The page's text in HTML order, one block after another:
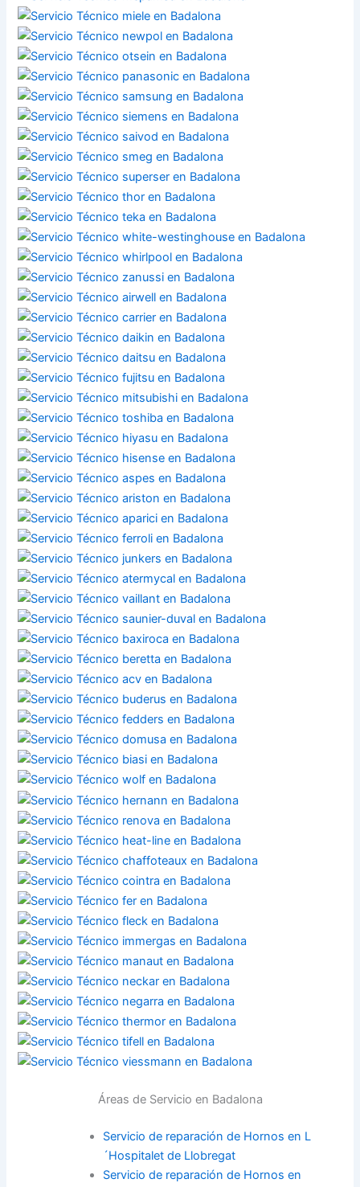
Áreas de Servicio en Badalona
Servicio de reparación de Hornos en L
´Hospitalet de Llobregat
Servicio de reparación de Hornos en